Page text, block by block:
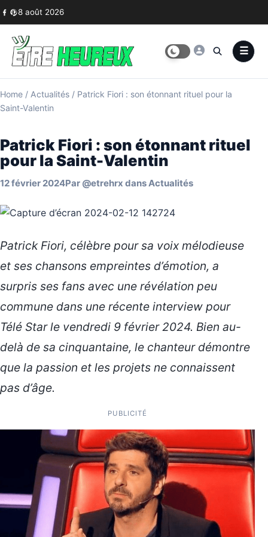
Skip to content
8 août 2026
Home / Actualités / Patrick Fiori : son étonnant rituel pour la
Saint-Valentin
Patrick Fiori : son étonnant rituel
pour la Saint-Valentin
12 février 2024Par @etrehrx dansActualités
Patrick Fiori, célèbre pour sa voix mélodieuse
et ses chansons empreintes d’émotion, a
surpris ses fans avec une révélation peu
commune dans une récente interview pour
Télé Star le vendredi 9 février 2024. Bien au-
delà de sa cinquantaine, le chanteur démontre
que la passion et les projets ne connaissent
pas d’âge.
PUBLICITÉ